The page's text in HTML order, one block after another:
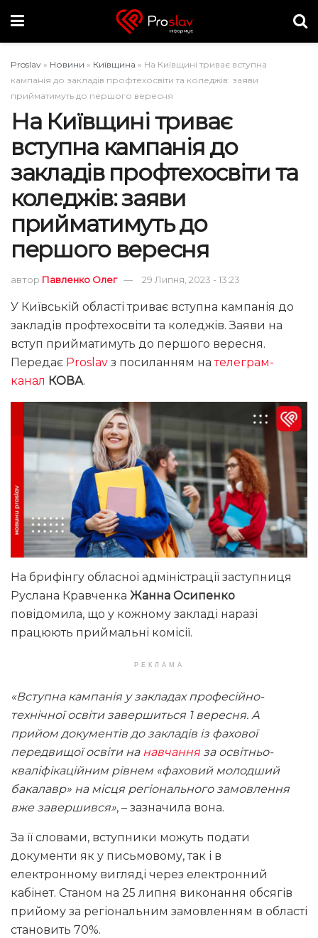
Proslav » Новини » Київщина » На Київщині триває вступна
кампанія до закладів профтехосвіти та коледжів: заяви
прийматимуть до першого вересня
На Київщині триває
вступна кампанія до
закладів профтехосвіти та
коледжів: заяви
прийматимуть до
першого вересня
автор Павленко Олег 29 Липня, 2023 - 13:23
У Київській області триває вступна кампанія до
закладів профтехосвіти та коледжів. Заяви на
вступ прийматимуть до першого вересня.
Передає Proslav з посиланням нателеграм-
канал КОВА.
На брифінгу обласної адміністрації заступниця
Руслана Кравченка Жанна Осипенко
повідомила, що у кожному закладі наразі
працюють приймальні комісії.
РЕКЛАМА
«Вступна кампанія у закладах професійно-
технічної освіти завершиться 1 вересня. А
прийом документів до закладів із фахової
передвищої освіти на навчання за освітньо-
кваліфікаційним рівнем «фаховий молодший
бакалавр» на місця регіонального замовлення
вже завершився», – зазначила вона.
За її словами, вступники можуть подати
документи як у письмовому, так і в
електронному вигляді через електронний
кабінет. Станом на 25 липня виконання обсягів
прийому за регіональним замовленням в області
становить 70%.